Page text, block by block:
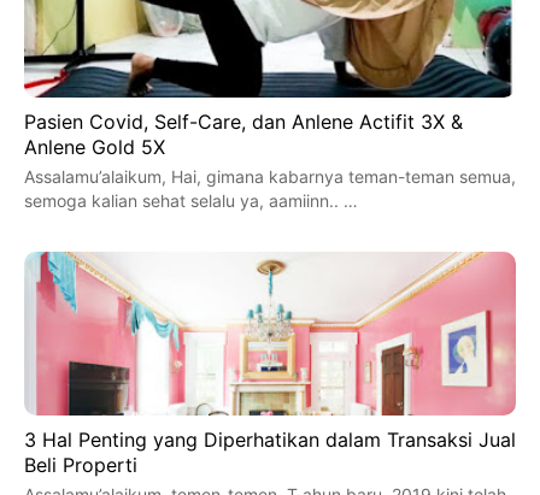
Pasien Covid, Self-Care, dan Anlene Actifit 3X &
Anlene Gold 5X
Assalamu’alaikum, Hai, gimana kabarnya teman-teman semua,
semoga kalian sehat selalu ya, aamiinn.. …
3 Hal Penting yang Diperhatikan dalam Transaksi Jual
Beli Properti